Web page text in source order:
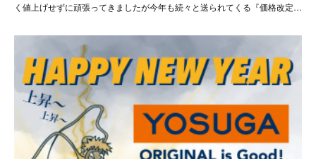
く値上げせずに頑張ってきましたが今年も続々と送られてくる『価格改定…